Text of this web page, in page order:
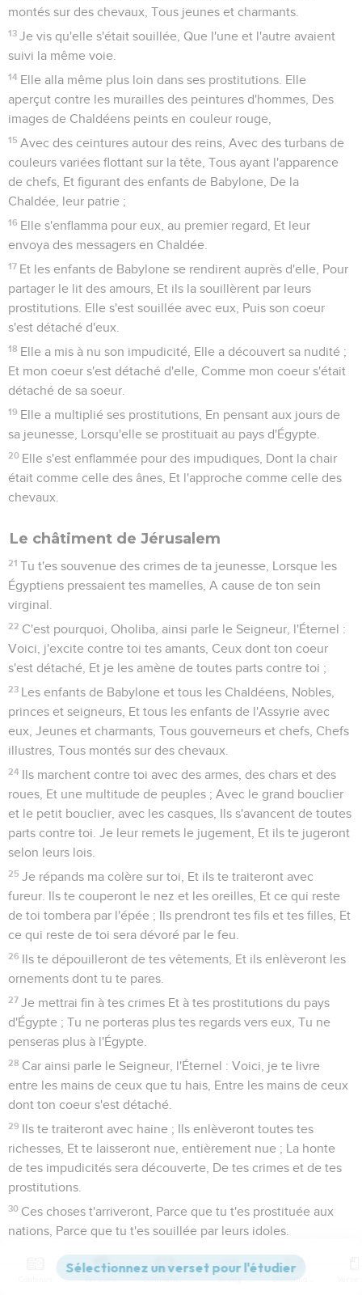
montés sur des chevaux, Tous jeunes et charmants.
13 Je vis qu'elle s'était souillée, Que l'une et l'autre avaient
suivi la même voie.
14 Elle alla même plus loin dans ses prostitutions. Elle
aperçut contre les murailles des peintures d'hommes, Des
images de Chaldéens peints en couleur rouge,
15 Avec des ceintures autour des reins, Avec des turbans de
couleurs variées flottant sur la tête, Tous ayant l'apparence
de chefs, Et figurant des enfants de Babylone, De la
Chaldée, leur patrie ;
16 Elle s'enflamma pour eux, au premier regard, Et leur
envoya des messagers en Chaldée.
17 Et les enfants de Babylone se rendirent auprès d'elle, Pour
partager le lit des amours, Et ils la souillèrent par leurs
prostitutions. Elle s'est souillée avec eux, Puis son coeur
s'est détaché d'eux.
18 Elle a mis à nu son impudicité, Elle a découvert sa nudité ;
Et mon coeur s'est détaché d'elle, Comme mon coeur s'était
détaché de sa soeur.
19 Elle a multiplié ses prostitutions, En pensant aux jours de
sa jeunesse, Lorsqu'elle se prostituait au pays d'Égypte.
20 Elle s'est enflammée pour des impudiques, Dont la chair
était comme celle des ânes, Et l'approche comme celle des
chevaux.
Le châtiment de Jérusalem
21 Tu t'es souvenue des crimes de ta jeunesse, Lorsque les
Égyptiens pressaient tes mamelles, A cause de ton sein
virginal.
22 C'est pourquoi, Oholiba, ainsi parle le Seigneur, l'Éternel :
Voici, j'excite contre toi tes amants, Ceux dont ton coeur
s'est détaché, Et je les amène de toutes parts contre toi ;
23 Les enfants de Babylone et tous les Chaldéens, Nobles,
princes et seigneurs, Et tous les enfants de l'Assyrie avec
eux, Jeunes et charmants, Tous gouverneurs et chefs, Chefs
illustres, Tous montés sur des chevaux.
24 Ils marchent contre toi avec des armes, des chars et des
roues, Et une multitude de peuples ; Avec le grand bouclier
et le petit bouclier, avec les casques, Ils s'avancent de toutes
parts contre toi. Je leur remets le jugement, Et ils te jugeront
selon leurs lois.
25 Je répands ma colère sur toi, Et ils te traiteront avec
fureur. Ils te couperont le nez et les oreilles, Et ce qui reste
de toi tombera par l'épée ; Ils prendront tes fils et tes filles, Et
ce qui reste de toi sera dévoré par le feu.
26 Ils te dépouilleront de tes vêtements, Et ils enlèveront les
ornements dont tu te pares.
27 Je mettrai fin à tes crimes Et à tes prostitutions du pays
d'Égypte ; Tu ne porteras plus tes regards vers eux, Tu ne
penseras plus à l'Égypte.
28 Car ainsi parle le Seigneur, l'Éternel : Voici, je te livre
entre les mains de ceux que tu hais, Entre les mains de ceux
dont ton coeur s'est détaché.
29 Ils te traiteront avec haine ; Ils enlèveront toutes tes
richesses, Et te laisseront nue, entièrement nue ; La honte
de tes impudicités sera découverte, De tes crimes et de tes
prostitutions.
30 Ces choses t'arriveront, Parce que tu t'es prostituée aux
nations, Parce que tu t'es souillée par leurs idoles.
Tu as marché dans la voie de ta soeur, Et je mets sa coupe
dans ta main. Versions Commentaires Strong